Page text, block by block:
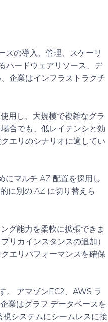
の導入、管理、スケーリ
ハードウェアリソース、デ
企業はインフラストラクチ
用し、大規模で複雑なグラ
合でも、低レイテンシと効
エリのシナリオに適してい
マルチ AZ 配置を採用し
に別の AZ に切り替えら
グ能力を柔軟に拡張できま
リカインスタンスの追加）
エリパフォーマンスを確保
。 アマゾンEC2、 AWS ラ
業はグラフ データベースを
システムにシームレスに接